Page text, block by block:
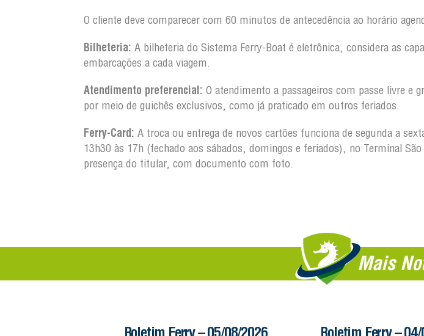
O cliente deve comparecer com 60 minutos de antecedência ao horário
Bilheteria: A bilheteria do Sistema Ferry-Boat é eletrônica, considera as
embarcações a cada viagem.
Atendimento preferencial: O atendimento a passageiros com passe livre e
por meio de guichês exclusivos, como já praticado em outros feriados.
Ferry-Card: A troca ou entrega de novos cartões funciona de segunda a
13h30 às 17h (fechado aos sábados, domingos e feriados), no Terminal
presença do titular, com documento com foto.
Mais
Boletim Ferry – 05/08/2026 Boletim Ferry –